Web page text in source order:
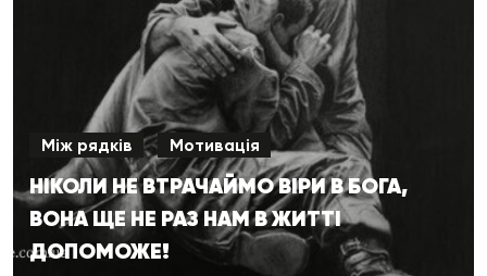
Між рядків Мотивація
НІКОЛИ НЕ ВТРАЧАЙМО ВІРИ В БОГА,
ВОНА ЩЕ НЕ РАЗ НАМ В ЖИТТІ
ДОПОМОЖЕ!